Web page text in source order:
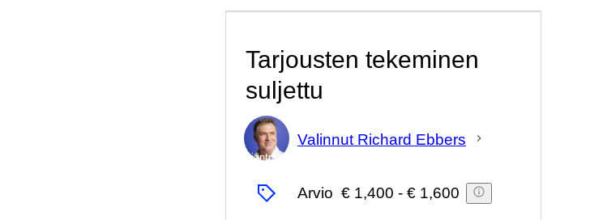
Tarjousten tekeminen
suljettu
asiantuntija
Valinnut Richard Ebbers
Arvio € 1,400 - € 1,600